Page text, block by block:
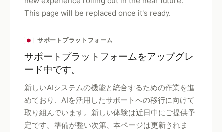
This page will be replaced once it's ready.
サポートプラットフォーム
サポートプラットフォームをアップグレ
ード中です。
新しいAIシステムの機能と統合するための作業を進
めており、AIを活用したサポートへの移行に向けて
取り組んでいます。新しい体験は近日中にご提供予
定です。準備が整い次第、本ページは更新されま